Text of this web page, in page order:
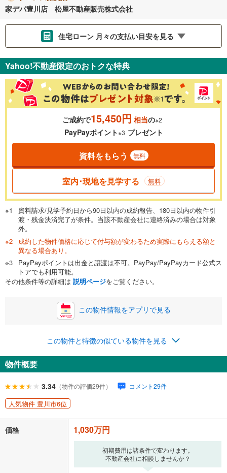
家デパ豊川店 松屋不動産販売株式会社
住宅ローン 月々の支払い目安を見る
金利 ％
0.01%
一般的には最長35年まで借り入れ可能です。多くの金融機関
が完済時の年齢は80歳までを条件としています。
閉じる
頭金 万円
0万円 1,030万円
自己資金から住宅購入にかけられる金額を入力してくださ
い。一般的には物件価格の2割までが目安です。
閉じる
ボーナス
万円
0円
ナス時の増額分（1回分）を入力してください。
ボーナス払いの限度額は金融機関によって異なります。
閉じる
月々の返済額
ローン返済額 26,737円（頭金比率 0 %）
「金利」については、ご利用を予定されている金融機関等にご確認の
上、ご自身での入力をお願いいたします。初期設定で自動入力されてい
の金融機関等における貸出金利を何ら保証するものではありません。返
済方法「元利均等返済」にて算出しております。入力された金利を35年
適用した場合の計算結果を表示しています。
Yahoo!不動産限定のおトクな特典
ご成約で15,450円 相当の※2
PayPayポイント※3 プレゼント
資料をもらう 無料
室内･現地を見学する 無料
資料請求/見学予約日から90日以内の成約報告、180日以内の物件引
渡・残金決済完了が条件。当該不動産会社に連絡済みの場合は対象
外。
成約した物件価格に応じて付与額が変わるため実際にもらえる額と
異なる場合あり。
PayPayポイントは出金と譲渡は不可。PayPay/PayPayカード公式ス
トアでも利用可能。
その他条件等の詳細は 説明ページをご覧ください。
この物件情報をアプリで見る
この物件と特徴の似ている物件を見る
物件概要
3.34 （物件の評価29件） コメント29件
人気物件 豊川市6位
価格 1,030万円
初期費用は諸条件で変わります。
不動産会社に相談しませんか？